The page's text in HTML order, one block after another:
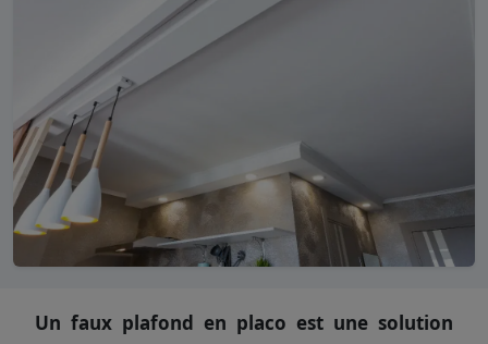
Un faux plafond en placo est une solution